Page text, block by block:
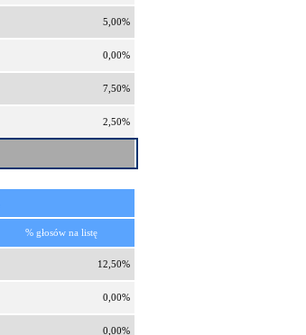
5,00%
0,00%
7,50%
2,50%
% głosów na listę
12,50%
0,00%
0,00%